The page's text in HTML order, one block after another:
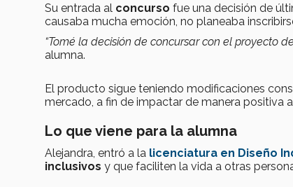
Su entrada al concurso fue una decisión de
causaba mucha emoción, no planeaba
“Tomé la decisión de concursar con el proyecto
alumna.
El producto sigue teniendo modificaciones
mercado, a fin de impactar de manera positiva
Lo que viene para la alumna
Alejandra, entró a la licenciatura en Diseño
inclusivos y que faciliten la vida a otras